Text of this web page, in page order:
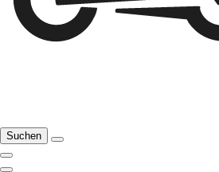
Suchen